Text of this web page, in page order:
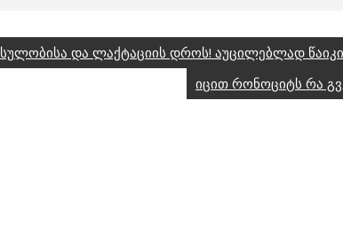
და ლაქტაციის დროს! აუცილებლად
იცით რონოციტს რა